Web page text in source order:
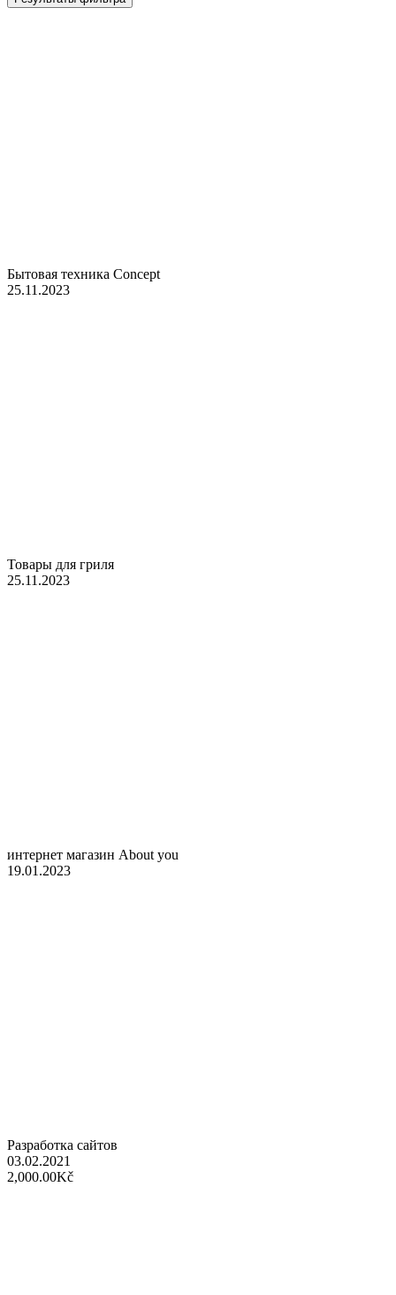
Бытовая техника Concept
25.11.2023
Товары для гриля
25.11.2023
интернет магазин About you
19.01.2023
Разработка сайтов
03.02.2021
2,000.00Kč